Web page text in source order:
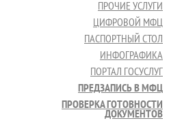
ПРОЧИЕ УСЛУГИ
ЦИФРОВОЙ МФЦ
ПАСПОРТНЫЙ СТОЛ
ИНФОГРАФИКА
ПОРТАЛ ГОСУСЛУГ
ПРЕДЗАПИСЬ В МФЦ
ПРОВЕРКА ГОТОВНОСТИ
ДОКУМЕНТОВ